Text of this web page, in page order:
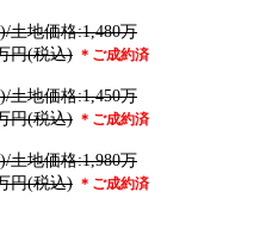
土地価格:1,480万
円(税込) ＊ご成約済
土地価格:1,450万
円(税込) ＊ご成約済
土地価格:1,980万
円(税込) ＊ご成約済